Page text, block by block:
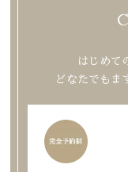
はじめて
どなたでもま